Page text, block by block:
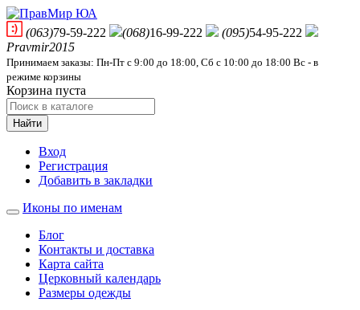
(063)79-59-222 (068)16-99-222 (095)54-95-222
Pravmir2015
Принимаем заказы: Пн-Пт с 9:00 до 18:00, Сб с 10:00 до 18:00 Вс - в
режиме корзины
Корзина пуста
Найти
Вход
Регистрация
Добавить в закладки
Иконы по именам
Блог
Контакты и доставка
Карта сайта
Церковный календарь
Размеры одежды